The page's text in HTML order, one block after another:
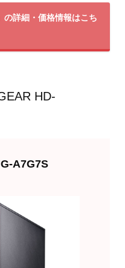
の詳細・価格情報はこち
HD-
A7G7S